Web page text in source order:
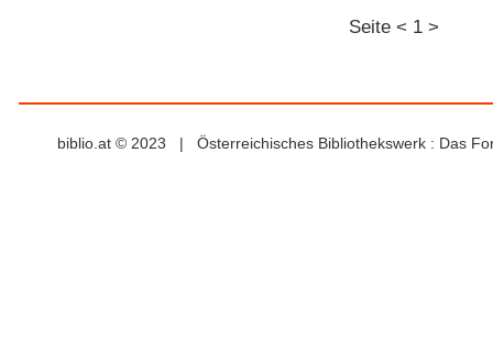
Seite < 1 >
biblio.at © 2023 | Österreichisches Bibliothekswerk : Das